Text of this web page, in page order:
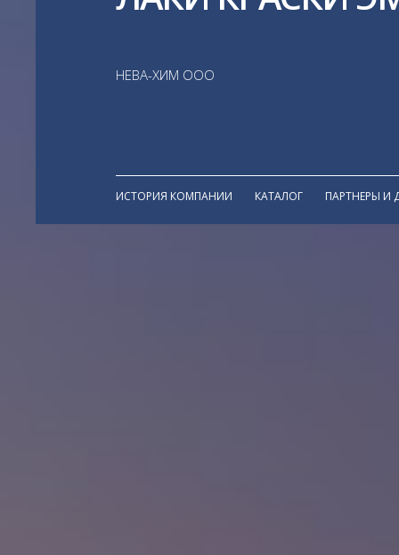
НЕВА-ХИМ ООО
ИСТОРИЯ КОМПАНИИ КАТАЛОГ ПАРТНЕРЫ И